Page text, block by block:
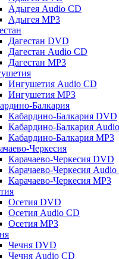
Адыгея Audio CD
Адыгея MP3
Дагестан DVD
Дагестан Audio CD
Дагестан MP3
Ингушетия Audio CD
Ингушетия MP3
Балкария
Кабардино-Балкария DVD
Кабардино-Балкария
Кабардино-Балкария MP3
Черкесия
Карачаево-Черкесия DVD
Карачаево-Черкесия
Карачаево-Черкесия MP3
Осетия DVD
Осетия Audio CD
Осетия MP3
Чечня DVD
Чечня Audio CD